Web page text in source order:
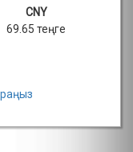
CNY
69.65 теңге